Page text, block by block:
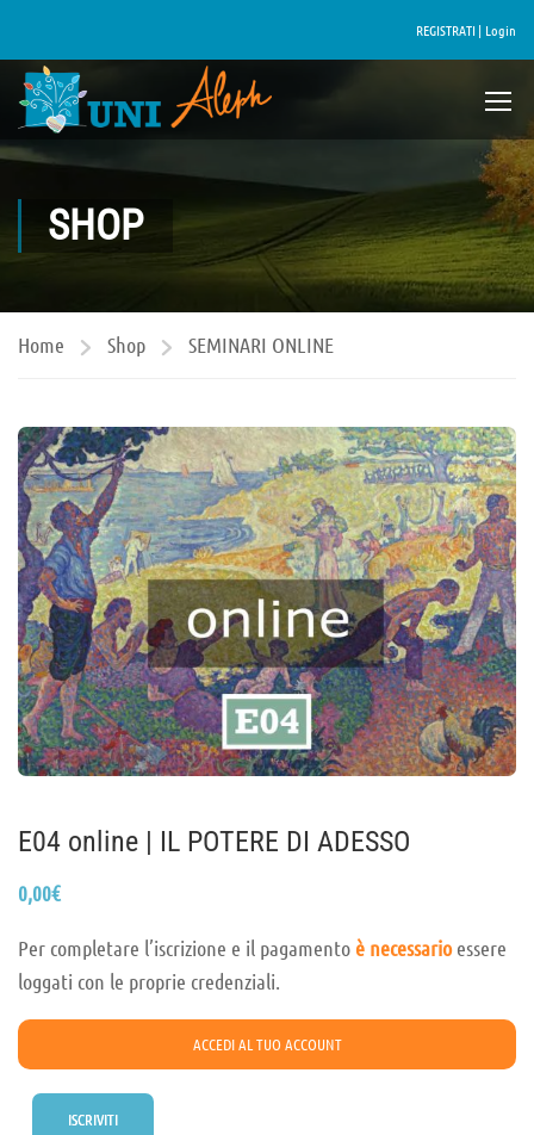
REGISTRATI | Login
SHOP
Home Shop SEMINARI ONLINE
E04 online | IL POTERE DI ADESSO
0,00€
Per completare l’iscrizione e il pagamento è necessarioessere
loggati con le proprie credenziali.
ACCEDI AL TUO ACCOUNT
ISCRIVITI